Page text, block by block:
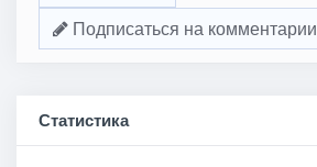
Подписаться на комментарии
Статистика